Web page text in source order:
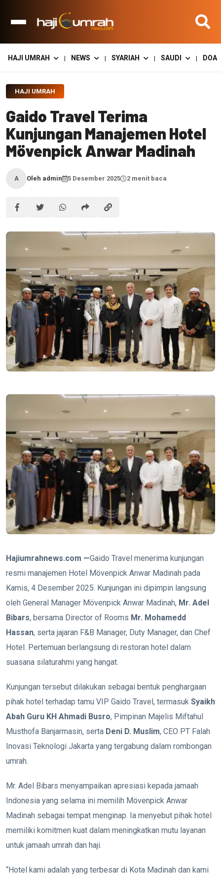
HAJI UMRAH | NEWS | SYARIAH | SAUDI | DOA
HAJI UMRAH
Gaido Travel Terima
Kunjungan Manajemen Hotel
Mövenpick Anwar Madinah
A Oleh admin 5 Desember 2025 2 menit baca
Hajiumrahnews.com —Gaido Travel menerima kunjungan
resmi manajemen Hotel Mövenpick Anwar Madinah pada
Kamis, 4 Desember 2025. Kunjungan ini dipimpin langsung
oleh General Manager Mövenpick Anwar Madinah, Mr. Adel
Bibars, bersama Director of Rooms Mr. Mohamedd
Hassan, serta jajaran F&B Manager, Duty Manager, dan Chef
Hotel. Pertemuan berlangsung di restoran hotel dalam
suasana silaturahmi yang hangat.
Kunjungan tersebut dilakukan sebagai bentuk penghargaan
pihak hotel terhadap tamu VIP Gaido Travel, termasuk Syaikh
Abah Guru KH Ahmadi Busro, Pimpinan Majelis Miftahul
Musthofa Banjarmasin, serta Deni D. Muslim, CEO PT Falah
Inovasi Teknologi Jakarta yang tergabung dalam rombongan
umrah.
Mr. Adel Bibars menyampaikan apresiasi kepada jamaah
Indonesia yang selama ini memilih Mövenpick Anwar
Madinah sebagai tempat menginap. Ia menyebut pihak hotel
memiliki komitmen kuat dalam meningkatkan mutu layanan
untuk jamaah umrah dan haji.
“Hotel kami adalah yang terbesar di Kota Madinah dan kami